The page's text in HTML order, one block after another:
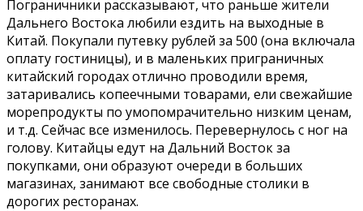
Пограничники рассказывают, что раньше жители
Дальнего Востока любили ездить на выходные в
Китай. Покупали путевку рублей за 500 (она включала
оплату гостиницы), и в маленьких приграничных
китайский городах отлично проводили время,
затаривались копеечными товарами, ели свежайшие
морепродукты по умопомрачительно низким ценам,
и т.д. Сейчас все изменилось. Перевернулось с ног на
голову. Китайцы едут на Дальний Восток за
покупками, они образуют очереди в больших
магазинах, занимают все свободные столики в
дорогих ресторанах.